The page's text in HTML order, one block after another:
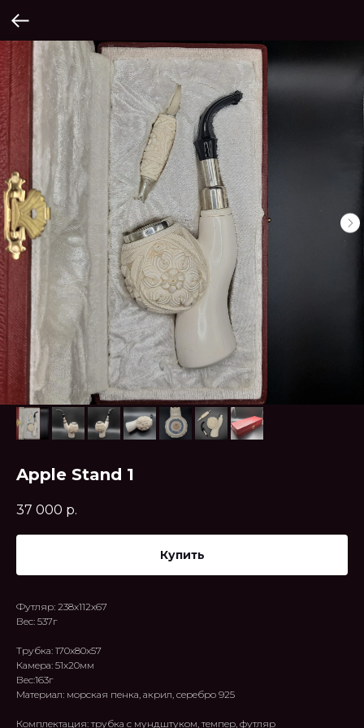
Apple Stand 1
37 000 р.
Купить
Футляр: 238х112х67
Вес: 537г
Трубка: 170x80x57
Камера: 51x20мм
Вес:163г
Материал: морская пенка, акрил, серебро 925
Комплектация: трубка с мундштуком, темпер, футляр